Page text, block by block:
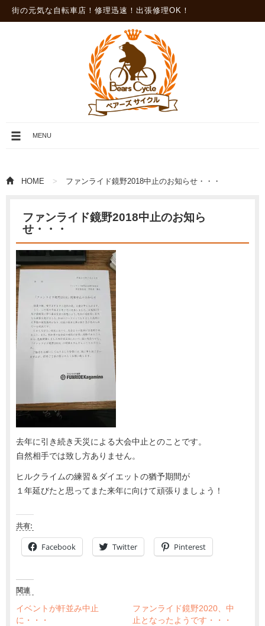
街の元気な自転車店！修理迅速！出張修理OK！
メ
を
MENU
HOME ファンライド鏡野2018中止のお知らせ・・・
ファンライド鏡野2018中止のお知ら
せ・・・
去年に引き続き天災による大会中止とのことです。
自然相手では致し方ありません。
ヒルクライムの練習＆ダイエットの猶予期間が
１年延びたと思ってまた来年に向けて頑張りましょう！
共有:
Facebook Twitter Pinterest
関連
イベントが軒並み中止
に・・・
ファンライド鏡野2020、中
止となったようです・・・